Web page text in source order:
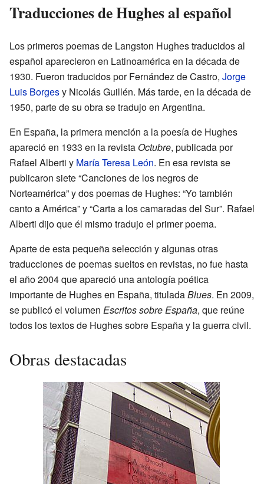
Traducciones de Hughes al español
Los primeros poemas de Langston Hughes traducidos al
español aparecieron en Latinoamérica en la década de
1930. Fueron traducidos por Fernández de Castro, Jorge
Luis Borgesy Nicolás Guillén. Más tarde, en la década de
1950, parte de su obra se tradujo en Argentina.
En España, la primera mención a la poesía de Hughes
apareció en 1933 en la revista Octubre, publicada por
Rafael Alberti y María Teresa León. En esa revista se
publicaron siete “Canciones de los negros de
Norteamérica” y dos poemas de Hughes: “Yo también
canto a América” y “Carta a los camaradas del Sur”. Rafael
Alberti dijo que él mismo tradujo el primer poema.
Aparte de esta pequeña selección y algunas otras
traducciones de poemas sueltos en revistas, no fue hasta
el año 2004 que apareció una antología poética
importante de Hughes en España, tituladaBlues. En 2009,
se publicó el volumen Escritos sobre España, que reúne
todos los textos de Hughes sobre España y la guerra civil.
Obras destacadas